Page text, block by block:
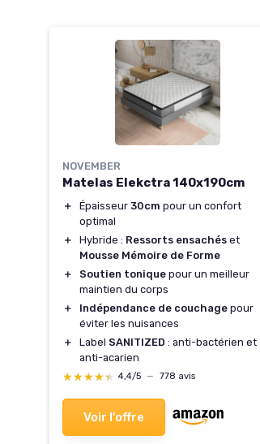
NOVEMBER
Matelas Elekctra 140x190cm
＋ Épaisseur 30cm pour un confort
optimal
＋
Hybride : Ressorts ensachés et
Mousse Mémoire de Forme
＋
Soutien tonique pour un meilleur
maintien du corps
＋
Indépendance de couchage pour
éviter les nuisances
＋
Label SANITIZED : anti-bactérien et
anti-acarien
★★★★★
★★★★★ 4,4/5 — 778 avis
Voir l'offre